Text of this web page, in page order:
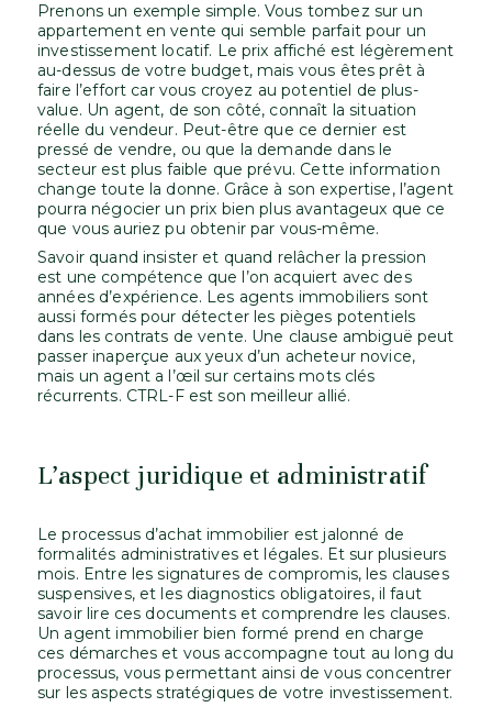
Prenons un exemple simple. Vous tombez sur un
appartement en vente qui semble parfait pour un
investissement locatif. Le prix affiché est légèrement
au-dessus de votre budget, mais vous êtes prêt à
faire l’effort car vous croyez au potentiel de plus-
value. Un agent, de son côté, connaît la situation
réelle du vendeur. Peut-être que ce dernier est
pressé de vendre, ou que la demande dans le
secteur est plus faible que prévu. Cette information
change toute la donne. Grâce à son expertise, l’agent
pourra négocier un prix bien plus avantageux que ce
que vous auriez pu obtenir par vous-même.
Savoir quand insister et quand relâcher la pression
est une compétence que l’on acquiert avec des
années d’expérience. Les agents immobiliers sont
aussi formés pour détecter les pièges potentiels
dans les contrats de vente. Une clause ambiguë peut
passer inaperçue aux yeux d’un acheteur novice,
mais un agent a l’œil sur certains mots clés
récurrents. CTRL-F est son meilleur allié.
L’aspect juridique et administratif
Le processus d’achat immobilier est jalonné de
formalités administratives et légales. Et sur plusieurs
mois. Entre les signatures de compromis, les clauses
suspensives, et les diagnostics obligatoires, il faut
savoir lire ces documents et comprendre les clauses.
Un agent immobilier bien formé prend en charge
ces démarches et vous accompagne tout au long du
processus, vous permettant ainsi de vous concentrer
sur les aspects stratégiques de votre investissement.